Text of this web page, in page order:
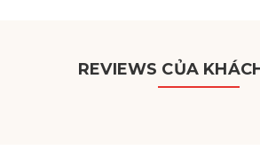
REVIEWS CỦA